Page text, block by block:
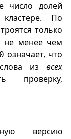
число долей
По
только
не менее чем
0 означает, что
слова извсех
проверку,
версию